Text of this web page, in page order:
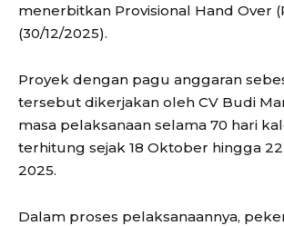
menerbitkan Provisional Hand Over
(30/12/2025).
Proyek dengan pagu anggaran
tersebut dikerjakan oleh CV Budi
masa pelaksanaan selama 70 hari
terhitung sejak 18 Oktober hingga
2025.
Dalam proses pelaksanaannya,